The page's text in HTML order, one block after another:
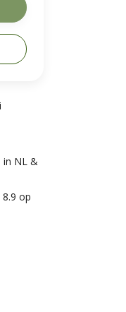
in NL &
op